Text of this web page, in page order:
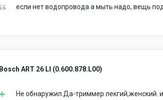
если нет водопровода а мыть надо, вещь
Bosch ART 26 LI (0.600.878.L00)
Не обнаружил.Да-триммер лекгий,женский. и